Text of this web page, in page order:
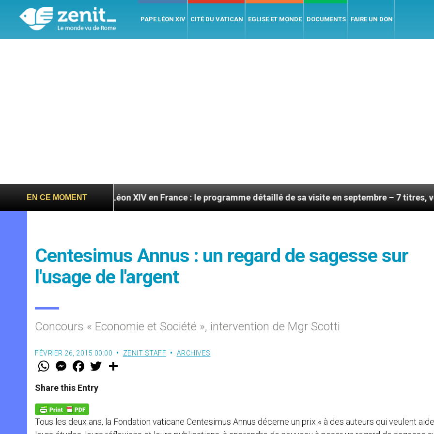
PAPE LÉON XIV CITÉ DU VATICAN EGLISE ET MONDE DOCUMENTS FAIRE UN DON
EN CE MOMENT
Léon XIV en France : le programme détaillé de sa visite en septembre – 7 titres, vendredi 7
Centesimus Annus : un regard de sagesse sur
l'usage de l'argent
Concours « Economie et Société », intervention de Mgr Scotti
FÉVRIER 26, 2015 00:00 ZENIT STAFF ARCHIVES
W
t
s
p
p
M
e
s
e
g
e
r
F
a
e
b
k
w
Share this Entry
Tous les deux ans, la Fondation vaticane Centesimus Annus décerne un prix « à des auteurs qui veulent